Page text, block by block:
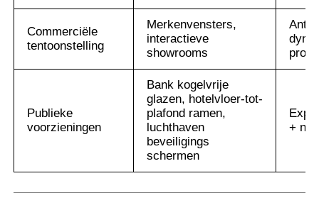
Commerciële
tentoonstelling
Merkenvensters,
interactieve
showrooms
Anti-
Publieke
voorzieningen
Bank kogelvrije
glazen, hotelvloer-tot-
plafond ramen,
luchthaven
beveiligings
schermen
+